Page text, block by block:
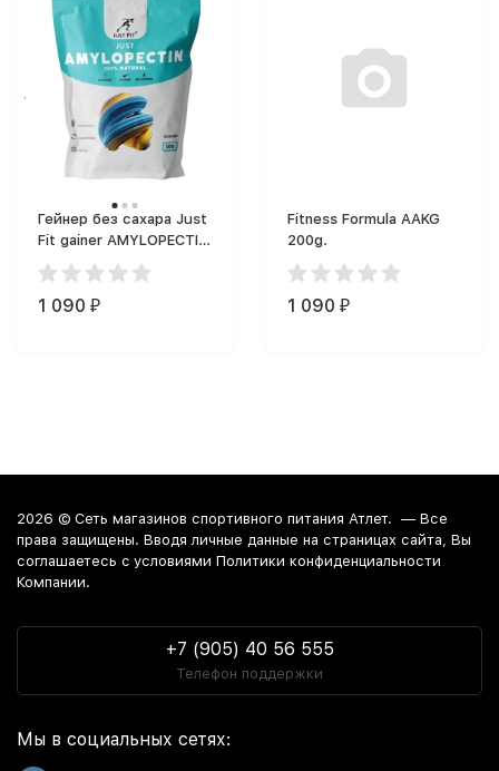
Гейнер без сахара Just
Fit gainer AMYLOPECTIN
(1000 г)
1 090 ₽
Fitness Formula AAKG
200g.
1 090 ₽
2026 © Сеть магазинов спортивного питания Атлет. — Все
права защищены. Вводя личные данные на страницах сайта, Вы
соглашаетесь c условиями Политики конфиденциальности
Компании.
+7 (905) 40 56 555
Телефон поддержки
Мы в социальных сетях: